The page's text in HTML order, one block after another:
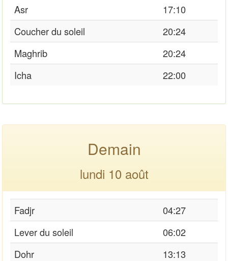
Asr
17:10
Coucher du soleil
20:24
Maghrib
20:24
Icha
22:00
Demain
lundi 10 août
Fadjr
04:27
Lever du soleil
06:02
Dohr
13:13